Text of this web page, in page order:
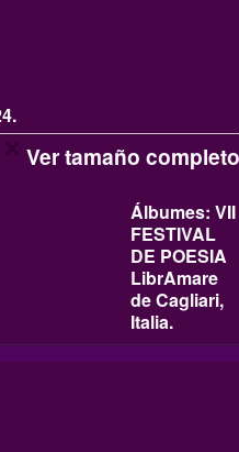
Ver tamaño completo
Álbumes: VII
FESTIVAL
DE POESIA
LibrAmare
de Cagliari,
Italia.